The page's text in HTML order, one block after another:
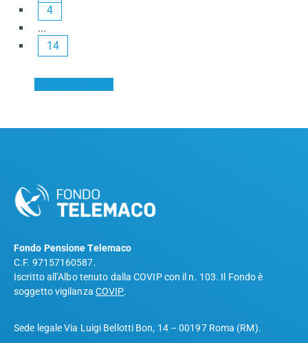
4
...
14
Fondo Pensione Telemaco
C.F. 97157160587.
Iscritto all’Albo tenuto dalla COVIP con il n. 103. Il Fondo è
soggetto vigilanza COVIP.
Sede legale Via Luigi Bellotti Bon, 14 – 00197 Roma (RM).